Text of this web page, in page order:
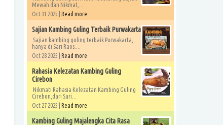
Mewah dan Nikmat,...
Oct 31 2025 | Read more
Sajian Kambing Guling Terbaik Purwakarta
Sajian kambing guling terbaik Purwakarta,
hanya di Sari Raos....
Oct 28 2025 | Read more
Rahasia Kelezatan Kambing Guling
Cirebon
Nikmati Rahasia Kelezatan Kambing Guling
Cirebon,dari Sari...
Oct 27 2025 | Read more
Kambing Guling Majalengka Cita Rasa